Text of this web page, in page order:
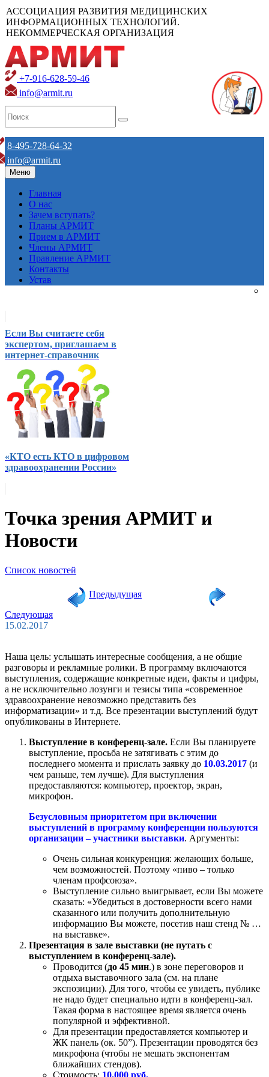
АССОЦИАЦИЯ РАЗВИТИЯ МЕДИЦИНСКИХ
ИНФОРМАЦИОННЫХ ТЕХНОЛОГИЙ.
НЕКОММЕРЧЕСКАЯ ОРГАНИЗАЦИЯ
+7-916-628-59-46
info@armit.ru
8-495-728-64-32
info@armit.ru
Меню
Главная
О нас
Зачем вступать?
Планы АРМИТ
Прием в АРМИТ
Члены АРМИТ
Правление АРМИТ
Контакты
Устав
Если Вы считаете себя
экспертом, приглашаем в
интернет-справочник
«КТО есть КТО в цифровом
здравоохранении России»
Точка зрения АРМИТ и
Новости
Список новостей
Предыдущая
Следующая
15.02.2017
Наша цель: услышать интересные сообщения, а не общие
разговоры и рекламные ролики. В программу включаются
выступления, содержащие конкретные идеи, факты и цифры,
а не исключительно лозунги и тезисы типа «современное
здравоохранение невозможно представить без
информатизации» и т.д. Все презентации выступлений будут
опубликованы в Интернете.
Выступление в конференц-зале. Если Вы планируете
выступление, просьба не затягивать с этим до
последнего момента и прислать заявку до 10.03.2017 (и
чем раньше, тем лучше). Для выступления
предоставляются: компьютер, проектор, экран,
микрофон.
Безусловным приоритетом при включении
выступлений в программу конференции пользуются
организации – участники выставки. Аргументы:
Очень сильная конкуренция: желающих больше,
чем возможностей. Поэтому «пиво – только
членам профсоюза».
Выступление сильно выигрывает, если Вы можете
сказать: «Убедиться в достоверности всего нами
сказанного или получить дополнительную
информацию Вы можете, посетив наш стенд № …
на выставке».
Презентация в зале выставки (не путать с
выступлением в конференц-зале).
Проводится (до 45 мин.) в зоне переговоров и
отдыха выставочного зала (см. на плане
экспозиции). Для того, чтобы ее увидеть, публике
не надо будет специально идти в конференц-зал.
Такая форма в настоящее время является очень
популярной и эффективной.
Для презентации предоставляется компьютер и
ЖК панель (ок. 50”). Презентации проводятся без
микрофона (чтобы не мешать экспонентам
ближайших стендов).
Стоимость: 10.000 руб.